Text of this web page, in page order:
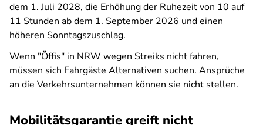
dem 1. Juli 2028, die Erhöhung der Ruhezeit von 10 auf
11 Stunden ab dem 1. September 2026 und einen
höheren Sonntagszuschlag.
Wenn "Öffis" in NRW wegen Streiks nicht fahren,
müssen sich Fahrgäste Alternativen suchen. Ansprüche
an die Verkehrsunternehmen können sie nicht stellen.
Mobilitätsgarantie greift nicht